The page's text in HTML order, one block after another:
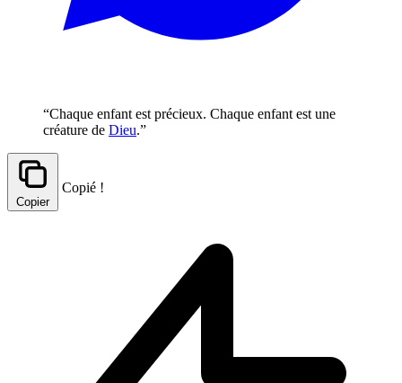
“Chaque enfant est précieux. Chaque enfant est une
créature de Dieu.”
Copier
Copié !